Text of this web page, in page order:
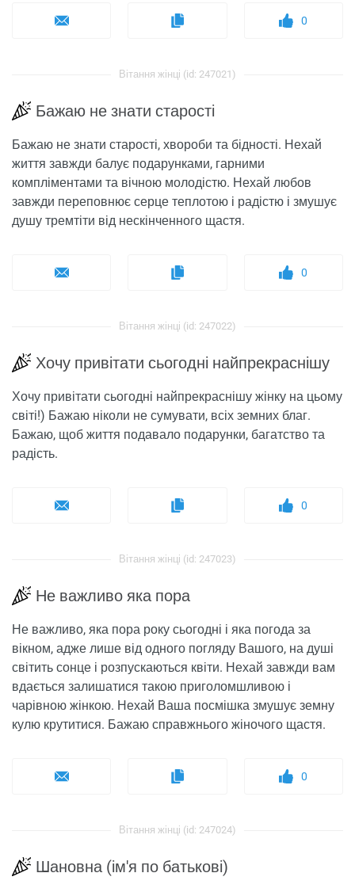
0
Вітання жінці (id: 247021)
Бажаю не знати старості
Бажаю не знати старості, хвороби та бідності. Нехай
життя завжди балує подарунками, гарними
компліментами та вічною молодістю. Нехай любов
завжди переповнює серце теплотою і радістю і змушує
душу тремтіти від нескінченного щастя.
0
Вітання жінці (id: 247022)
Хочу привітати сьогодні найпрекраснішу
Хочу привітати сьогодні найпрекраснішу жінку на цьому
світі!) Бажаю ніколи не сумувати, всіх земних благ.
Бажаю, щоб життя подавало подарунки, багатство та
радість.
0
Вітання жінці (id: 247023)
Не важливо яка пора
Не важливо, яка пора року сьогодні і яка погода за
вікном, адже лише від одного погляду Вашого, на душі
світить сонце і розпускаються квіти. Нехай завжди вам
вдається залишатися такою приголомшливою і
чарівною жінкою. Нехай Ваша посмішка змушує земну
кулю крутитися. Бажаю справжнього жіночого щастя.
0
Вітання жінці (id: 247024)
Шановна (ім'я по батькові)